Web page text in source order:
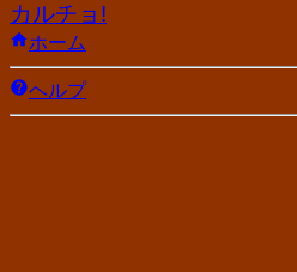
カルチョ!
ホーム
ヘルプ